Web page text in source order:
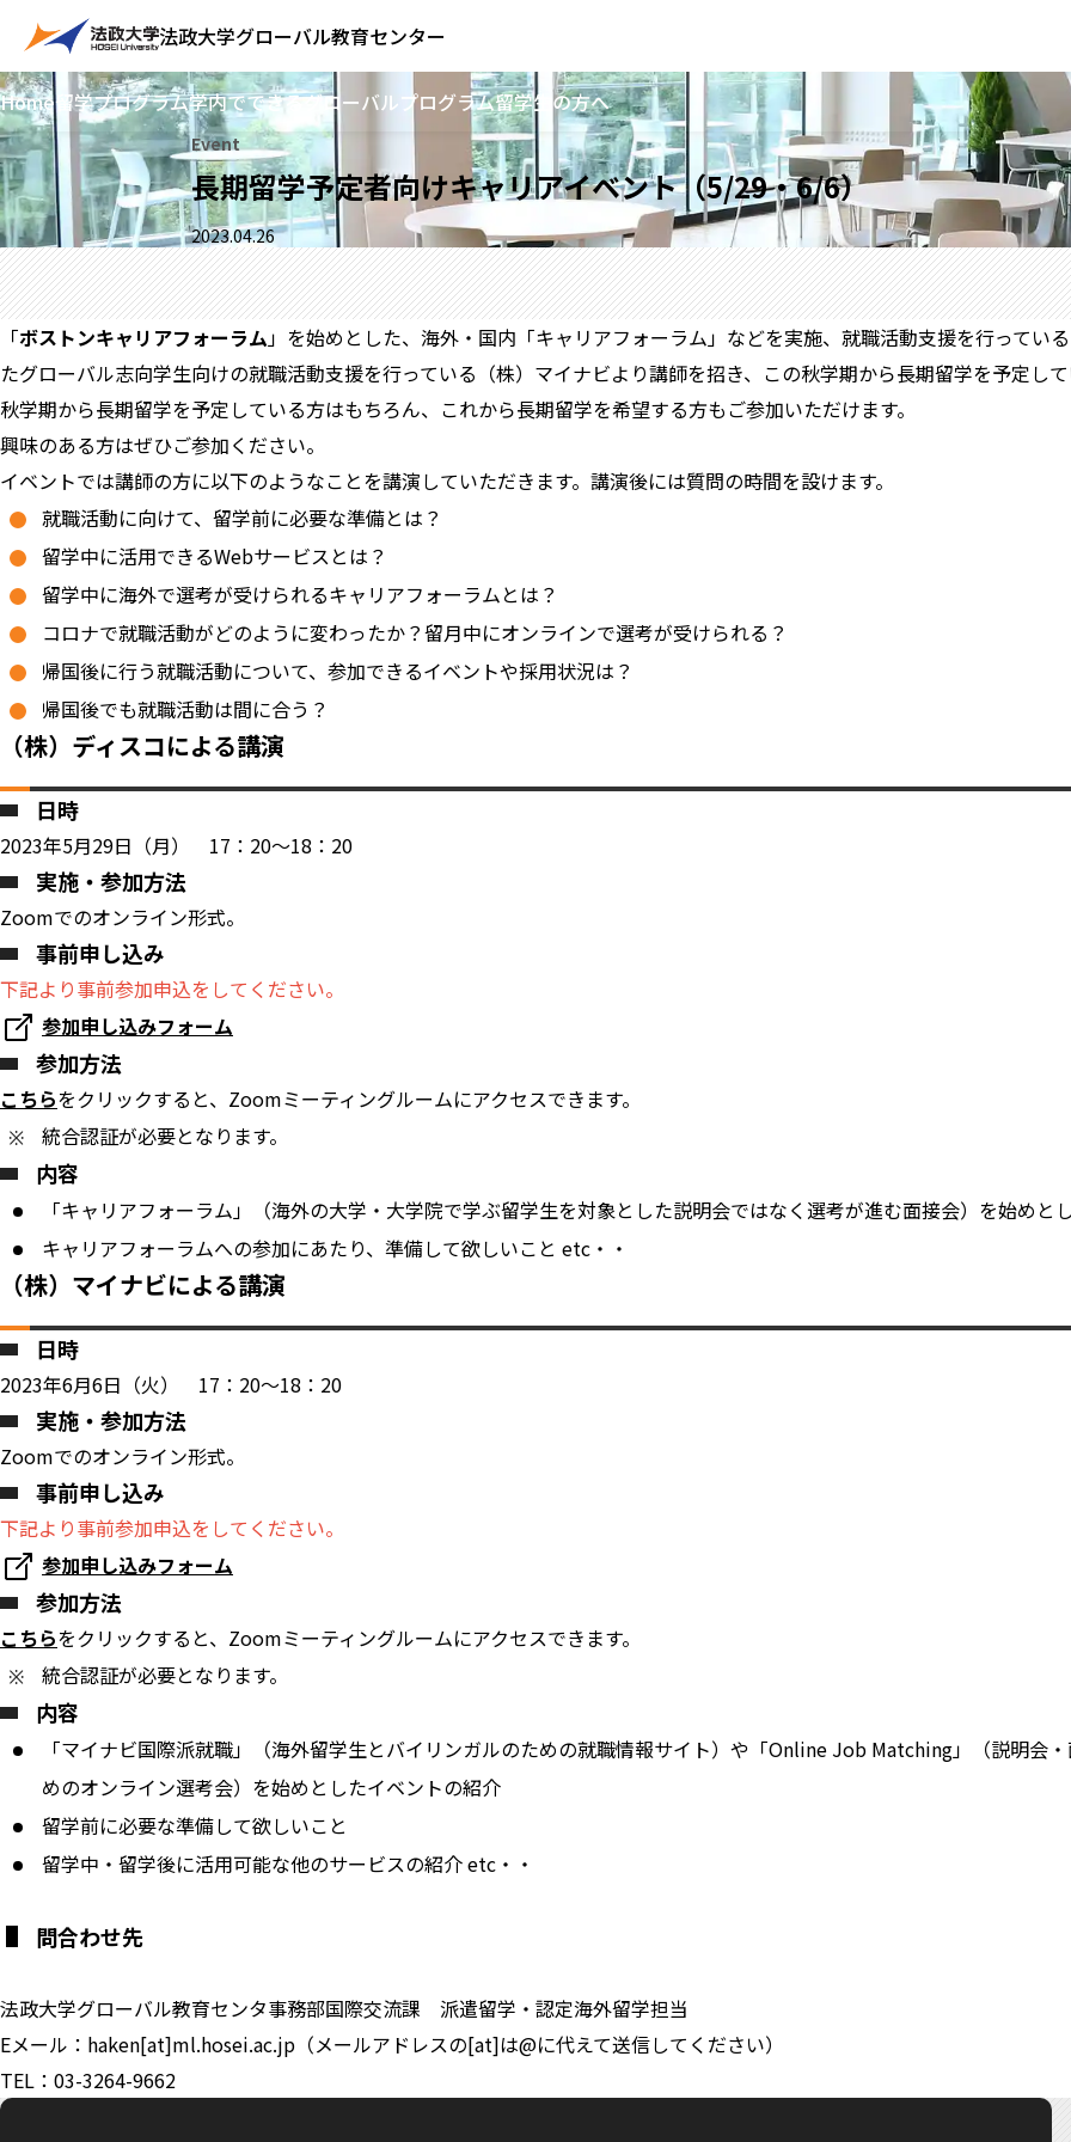
法政大学グローバル教育センター
Home留学プログラム学内でできるグローバルプログラム留学生の方へ
Event
長期留学予定者向けキャリアイベント（5/29・6/6）
2023.04.26
「ボストンキャリアフォーラム」を始めとした、海外・国内「キャリアフォーラム」などを実施、就職活動支援を行ってい
たグローバル志向学生向けの就職活動支援を行っている（株）マイナビより講師を招き、この秋学期から長期留学を予定し
秋学期から長期留学を予定している方はもちろん、これから長期留学を希望する方もご参加いただけます。
興味のある方はぜひご参加ください。
イベントでは講師の方に以下のようなことを講演していただきます。講演後には質問の時間を設けます。
就職活動に向けて、留学前に必要な準備とは？
留学中に活用できるWebサービスとは？
留学中に海外で選考が受けられるキャリアフォーラムとは？
コロナで就職活動がどのように変わったか？留月中にオンラインで選考が受けられる？
帰国後に行う就職活動について、参加できるイベントや採用状況は？
帰国後でも就職活動は間に合う？
（株）ディスコによる講演
日時
2023年5月29日（月） 17：20～18：20
実施・参加方法
Zoomでのオンライン形式。
事前申し込み
下記より事前参加申込をしてください。
参加申し込みフォーム
参加方法
こちらをクリックすると、Zoomミーティングルームにアクセスできます。
統合認証が必要となります。
内容
「キャリアフォーラム」（海外の大学・大学院で学ぶ留学生を対象とした説明会ではなく選考が進む面接会）を始めと
キャリアフォーラムへの参加にあたり、準備して欲しいこと etc・・
（株）マイナビによる講演
日時
2023年6月6日（火） 17：20～18：20
実施・参加方法
Zoomでのオンライン形式。
事前申し込み
下記より事前参加申込をしてください。
参加申し込みフォーム
参加方法
こちらをクリックすると、Zoomミーティングルームにアクセスできます。
統合認証が必要となります。
内容
「マイナビ国際派就職」（海外留学生とバイリンガルのための就職情報サイト）や「Online Job Matching」（説明会
めのオンライン選考会）を始めとしたイベントの紹介
留学前に必要な準備して欲しいこと
留学中・留学後に活用可能な他のサービスの紹介 etc・・
問合わせ先
法政大学グローバル教育センタ事務部国際交流課 派遣留学・認定海外留学担当
Eメール：haken[at]ml.hosei.ac.jp（メールアドレスの[at]は@に代えて送信してください）
TEL：03-3264-9662